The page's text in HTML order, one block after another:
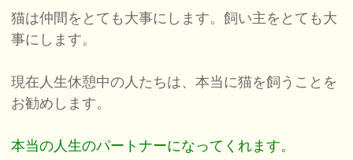
猫は仲間をとても大事にします。飼い主をとても大
事にします。
現在人生休憩中の人たちは、本当に猫を飼うことを
お勧めします。
本当の人生のパートナーになってくれます。